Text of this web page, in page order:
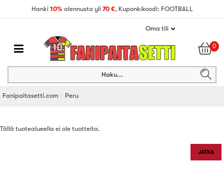
Hanki 10% alennusta yli 70 €, Kuponkikoodi: FOOTBALL
Oma tili
0
Haku...
Fanipaitasetti.com Peru
Tällä tuotealueella ei ole tuotteita.
JATKA